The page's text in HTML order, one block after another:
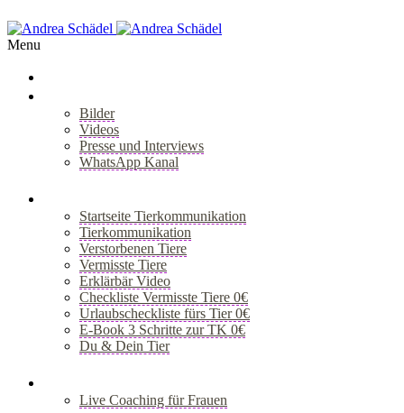
Menu
Bilder
Videos
Presse und Interviews
WhatsApp Kanal
Startseite Tierkommunikation
Tierkommunikation
Verstorbenen Tiere
Vermisste Tiere
Erklärbär Video
Checkliste Vermisste Tiere 0€
Urlaubscheckliste fürs Tier 0€
E-Book 3 Schritte zur TK 0€
Du & Dein Tier
Live Coaching für Frauen